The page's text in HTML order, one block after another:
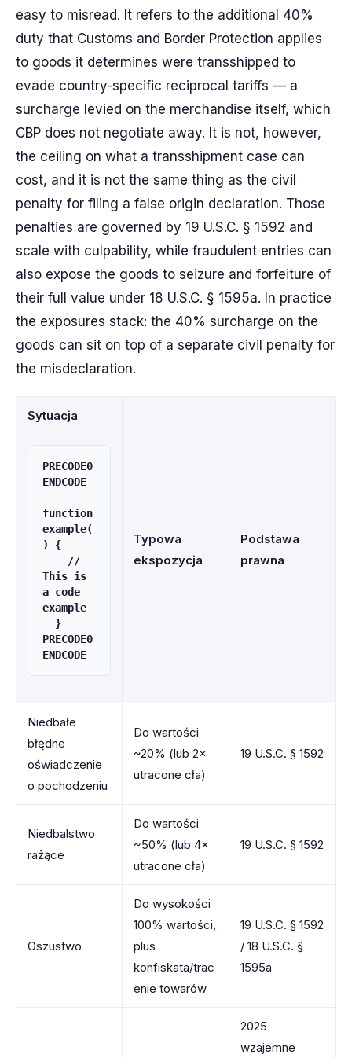
easy to misread. It refers to the additional 40%
duty that Customs and Border Protection applies
to goods it determines were transshipped to
evade country-specific reciprocal tariffs — a
surcharge levied on the merchandise itself, which
CBP does not negotiate away. It is not, however,
the ceiling on what a transshipment case can
cost, and it is not the same thing as the civil
penalty for filing a false origin declaration. Those
penalties are governed by 19 U.S.C. § 1592 and
scale with culpability, while fraudulent entries can
also expose the goods to seizure and forfeiture of
their full value under 18 U.S.C. § 1595a. In practice
the exposures stack: the 40% surcharge on the
goods can sit on top of a separate civil penalty for
the misdeclaration.
Sytuacja
PRECODE0
ENDCODE
function
example(
) {
This is
a code
example
PRECODE0
ENDCODE
Typowa
ekspozycja
Podstawa
prawna
Niedbałe
błędne
oświadczenie
o pochodzeniu
Do wartości
~20% (lub 2×
utracone cła)
19 U.S.C. § 1592
Niedbalstwo
rażące
Do wartości
~50% (lub 4×
utracone cła)
19 U.S.C. § 1592
Oszustwo
Do wysokości
100% wartości,
plus
konfiskata/trac
enie towarów
19 U.S.C. § 1592
/ 18 U.S.C. §
1595a
2025
wzajemne